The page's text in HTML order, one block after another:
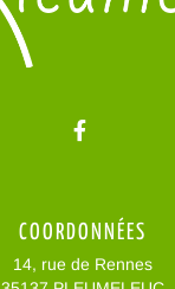
Lien vers
COORDONNÉES
14, rue de Rennes